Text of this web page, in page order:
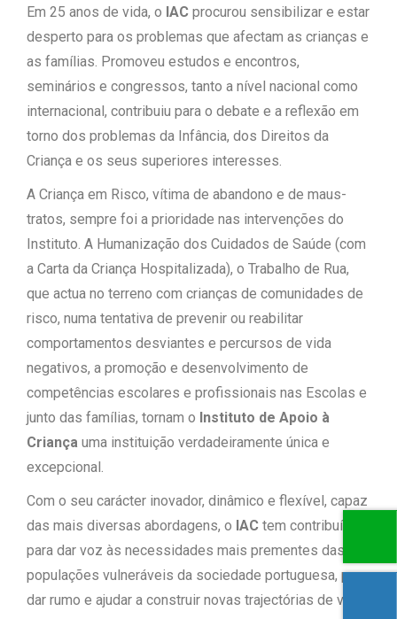
Em 25 anos de vida, o IAC procurou sensibilizar e estar
desperto para os problemas que afectam as crianças e
as famílias. Promoveu estudos e encontros,
seminários e congressos, tanto a nível nacional como
internacional, contribuiu para o debate e a reflexão em
torno dos problemas da Infância, dos Direitos da
Criança e os seus superiores interesses.
A Criança em Risco, vítima de abandono e de maus-
tratos, sempre foi a prioridade nas intervenções do
Instituto. A Humanização dos Cuidados de Saúde (com
a Carta da Criança Hospitalizada), o Trabalho de Rua,
que actua no terreno com crianças de comunidades de
risco, numa tentativa de prevenir ou reabilitar
comportamentos desviantes e percursos de vida
negativos, a promoção e desenvolvimento de
competências escolares e profissionais nas Escolas e
junto das famílias, tornam o Instituto de Apoio à
Criança uma instituição verdadeiramente única e
excepcional.
Com o seu carácter inovador, dinâmico e flexível, capaz
das mais diversas abordagens, o IAC tem contribuído
para dar voz às necessidades mais prementes das
populações vulneráveis da sociedade portuguesa, para
dar rumo e ajudar a construir novas trajectórias de vida.